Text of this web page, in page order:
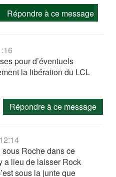
Répondre à ce message
pour d’éventuels
la libération du LCL
Répondre à ce message
sous Roche dans ce
a lieu de laisser Rock
sous la junte que